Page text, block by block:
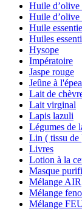
Huile d’olive
Huile d’olive
Huile
Huiles
Hysope
Impératoire
Jaspe rouge
Jeûne à
Lait de
Lait virginal
Lapis lazuli
Légumes de
Lin ( tissu de
Livres
Lotion à la
Masque
Mélange AIR
Mélange
Mélange